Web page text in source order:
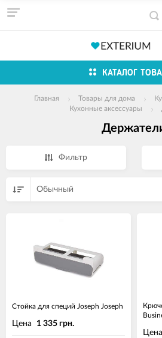
КАТАЛОГ
Главная Товары для дома
Кухонные аксессуары
Фильтр
Обычный
Стойка для специй Joseph Joseph
Цена 1 335 грн.